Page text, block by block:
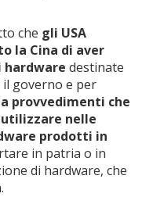
che gli USA
la Cina di aver
hardware destinate
governo e per
provvedimenti che
nelle
prodotti in
in patria o in
di hardware, che